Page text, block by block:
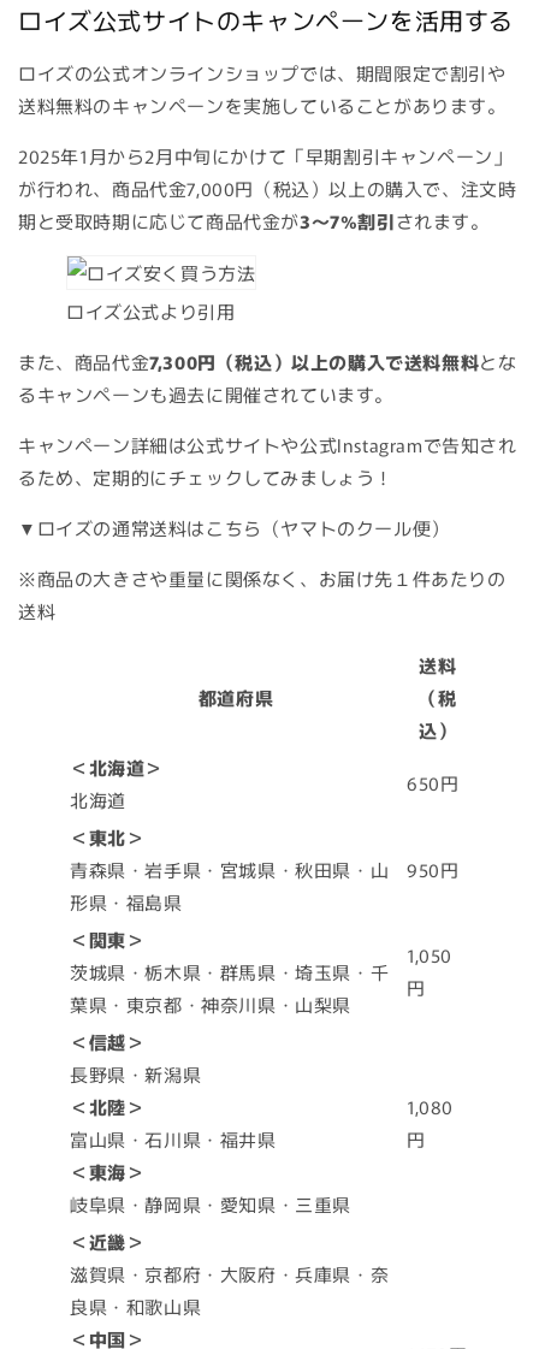
ロイズ公式サイトのキャンペーンを活用する
ロイズの公式オンラインショップでは、期間限定で割引や
送料無料のキャンペーンを実施していることがあります。
2025年1月から2月中旬にかけて「早期割引キャンペーン」
が行われ、商品代金7,000円（税込）以上の購入で、注文時
期と受取時期に応じて商品代金が3～7%割引されます。
ロイズ公式より引用
また、商品代金7,300円（税込）以上の購入で送料無料とな
るキャンペーンも過去に開催されています。
キャンペーン詳細は公式サイトや公式Instagramで告知され
るため、定期的にチェックしてみましょう！
▼ロイズの通常送料はこちら（ヤマトのクール便）
※商品の大きさや重量に関係なく、お届け先１件あたりの
送料
都道府県
送料
（税
込）
＜北海道＞
北海道
650円
＜東北＞
青森県・岩手県・宮城県・秋田県・山
形県・福島県
950円
＜関東＞
茨城県・栃木県・群馬県・埼玉県・千
葉県・東京都・神奈川県・山梨県
1,050
円
＜信越＞
長野県・新潟県
＜北陸＞
富山県・石川県・福井県
＜東海＞
岐阜県・静岡県・愛知県・三重県
1,080
円
＜近畿＞
滋賀県・京都府・大阪府・兵庫県・奈
良県・和歌山県
＜中国＞